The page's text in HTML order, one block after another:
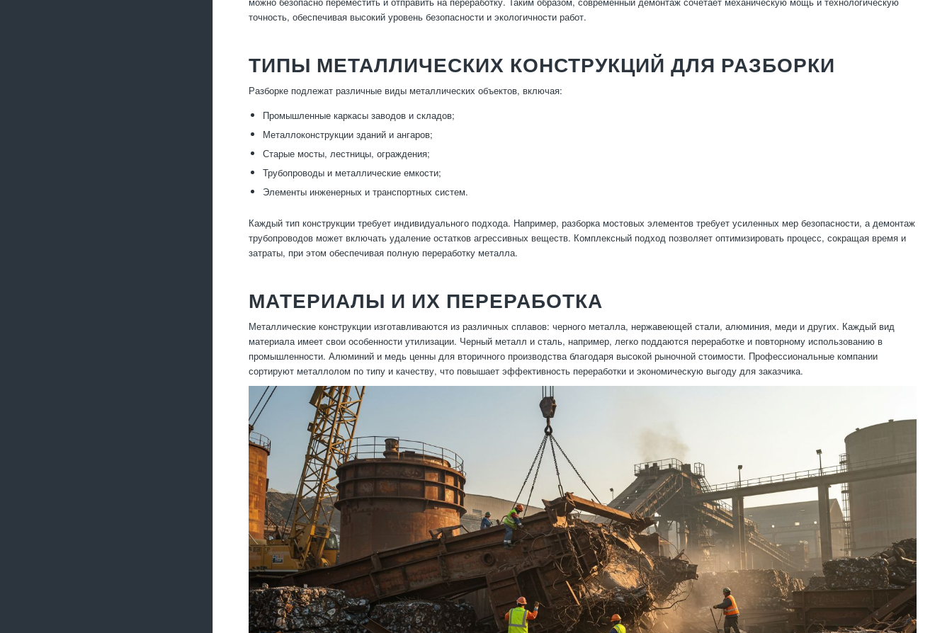
точность, обеспечивая высокий уровень безопасности и экологичности работ.
ТИПЫ МЕТАЛЛИЧЕСКИХ КОНСТРУКЦИЙ ДЛЯ РАЗБОРКИ
Разборке подлежат различные виды металлических объектов, включая:
Промышленные каркасы заводов и складов;
Металлоконструкции зданий и ангаров;
Старые мосты, лестницы, ограждения;
Трубопроводы и металлические емкости;
Элементы инженерных и транспортных систем.
Каждый тип конструкции требует индивидуального подхода. Например, разборка мостовых элементов требует усиленных мер безопасности, а демонтаж
трубопроводов может включать удаление остатков агрессивных веществ. Комплексный подход позволяет оптимизировать процесс, сокращая время и
затраты, при этом обеспечивая полную переработку металла.
МАТЕРИАЛЫ И ИХ ПЕРЕРАБОТКА
Металлические конструкции изготавливаются из различных сплавов: черного металла, нержавеющей стали, алюминия, меди и других. Каждый вид
материала имеет свои особенности утилизации. Черный металл и сталь, например, легко поддаются переработке и повторному использованию в
промышленности. Алюминий и медь ценны для вторичного производства благодаря высокой рыночной стоимости. Профессиональные компании
сортируют металлолом по типу и качеству, что повышает эффективность переработки и экономическую выгоду для заказчика.